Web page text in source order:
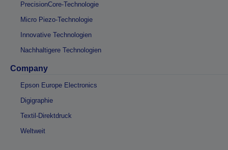
PrecisionCore-Technologie
Micro Piezo-Technologie
Innovative Technologien
Nachhaltigere Technologien
Company
Epson Europe Electronics
Digigraphie
Textil-Direktdruck
Weltweit